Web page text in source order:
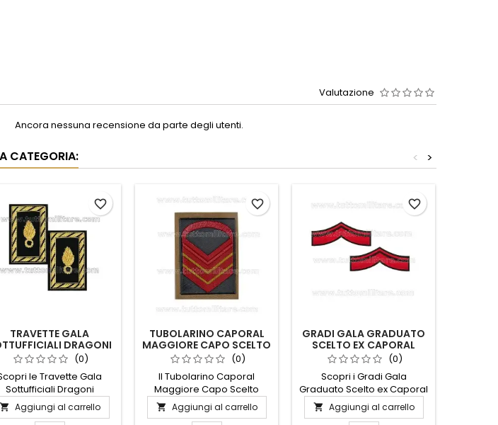
Valutazione
Ancora nessuna recensione da parte degli utenti.
CATEGORIA: >
<
TRAVETTE GALA
DRAGONI
CAVALLERIA(0)
le Travette Gala
Sottufficiali Dragoni
un accessorio
distintivo che unisce
 Aggiungi al carrello
favorite_border
TUBOLARINO CAPORAL
MAGGIORE CAPO SCELTO
ESERCITO (0)
Il Tubolarino Caporal
Maggiore Capo Scelto
Esercito è un distintivo di
prestigio, simbolo di
 Aggiungi al carrello
favorite_border
GRADI GALA GRADUATO
SCELTO EX CAPORAL
MAGGIORE SCELTO
(0)
Scopri i Gradi Gala
Graduato Scelto ex Caporal
Maggiore Scelto, un
accessorio distintivo che
 Aggiungi al carrello
favorite_border